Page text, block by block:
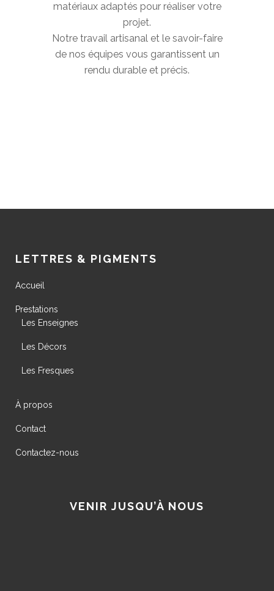
matériaux adaptés pour réaliser votre
projet.
Notre travail artisanal et le savoir-faire
de nos équipes vous garantissent un
rendu durable et précis.
LETTRES & PIGMENTS
Accueil
Prestations
Les Enseignes
Les Décors
Les Fresques
À propos
Contact
Contactez-nous
VENIR JUSQU’À NOUS